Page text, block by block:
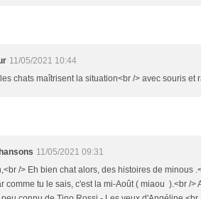
11/05/2021 10:44
chats maîtrisent la situation<br /> avec souris et
11/05/2021 09:31
/> Eh bien chat alors, des histoires de minous
comme tu le sais, c'est la mi-Août ( miaou ).<br /